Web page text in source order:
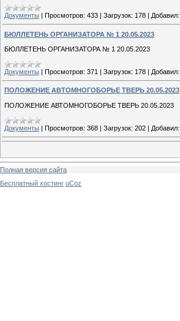
Документы | Просмотров: 433 | Загрузок: 178 | Добавил:
БЮЛЛЕТЕНЬ ОРГАНИЗАТОРА № 1 20.05.2023
БЮЛЛЕТЕНЬ ОРГАНИЗАТОРА № 1 20.05.2023
Документы | Просмотров: 371 | Загрузок: 178 | Добавил:
ПОЛОЖЕНИЕ АВТОМНОГОБОРЬЕ ТВЕРЬ 20.05.2023
ПОЛОЖЕНИЕ АВТОМНОГОБОРЬЕ ТВЕРЬ 20.05.2023
Документы | Просмотров: 368 | Загрузок: 202 | Добавил:
Полная версия сайта
Бесплатный хостинг uCoz